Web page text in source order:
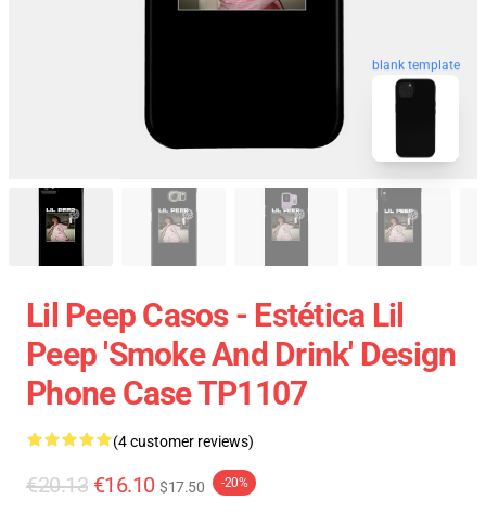
blank template
Lil Peep Casos - Estética Lil
Peep 'Smoke And Drink' Design
Phone Case TP1107
(4 customer reviews)
€20.13 €16.10 $17.50 -20%